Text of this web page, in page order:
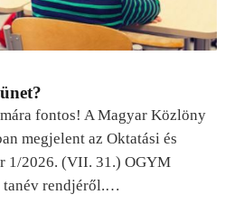
fontos! A Magyar Közlöny
megjelent az Oktatási és
1/2026. (VII. 31.) OGYM
tanév rendjéről.…